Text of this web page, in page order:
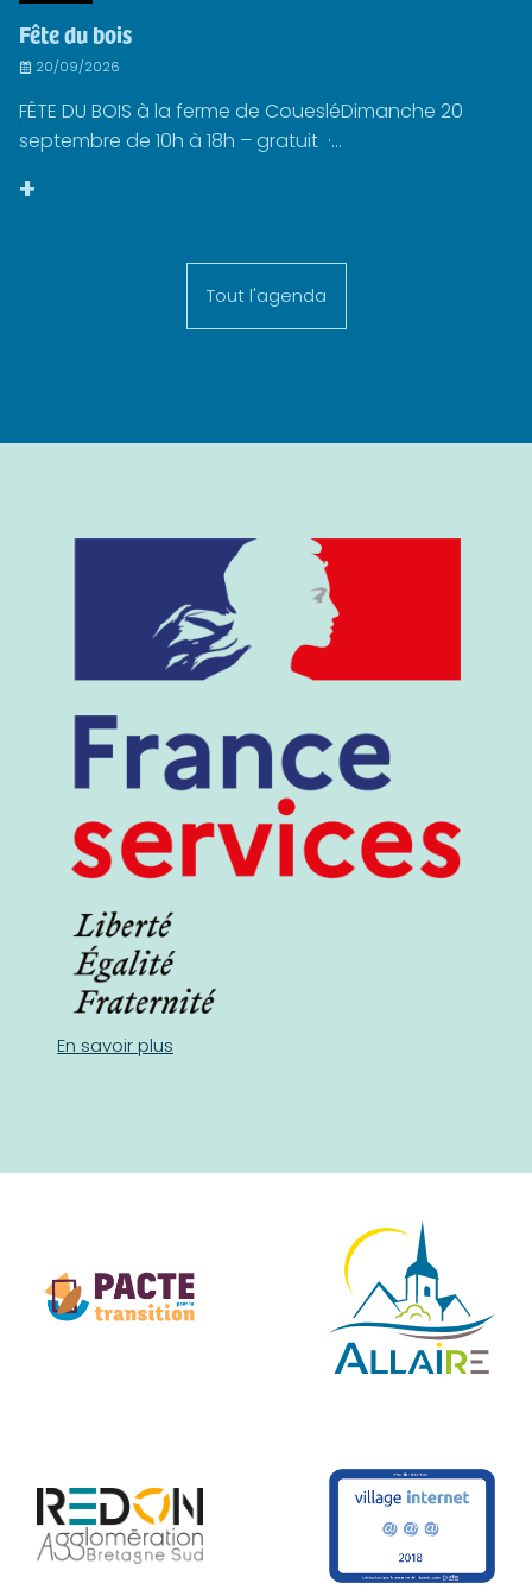
Fête du bois
20/09/2026
FÊTE DU BOIS à la ferme de CouesléDimanche 20
septembre de 10h à 18h – gratuit ·...
+
Tout l'agenda
En savoir plus